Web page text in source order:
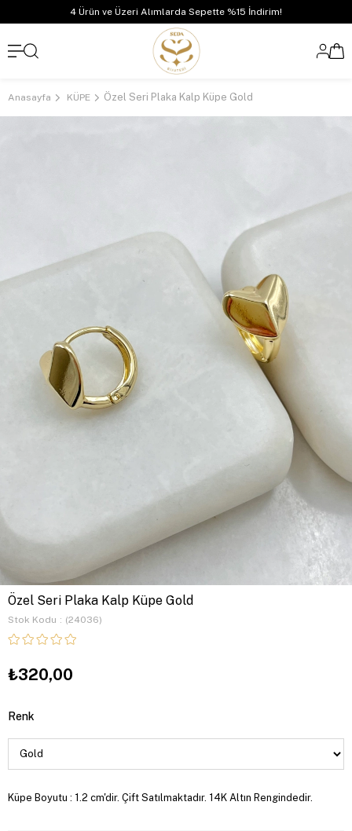
4 Ürün ve Üzeri Alımlarda Sepette %15 İndirim!
Anasayfa KÜPE Özel Seri Plaka Kalp Küpe Gold
Özel Seri Plaka Kalp Küpe Gold
Stok Kodu (24036)
₺320,00
Renk
Küpe Boyutu : 1.2 cm'dir. Çift Satılmaktadır. 14K Altın Rengindedir.